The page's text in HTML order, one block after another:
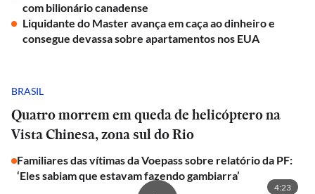
com bilionário canadense
Liquidante do Master avança em caça ao dinheiro e
consegue devassa sobre apartamentos nos EUA
BRASIL
Quatro morrem em queda de helicóptero na
Vista Chinesa, zona sul do Rio
Familiares das vítimas da Voepass sobre relatório da PF:
‘Eles sabiam que estavam fazendo gambiarra’
4:23